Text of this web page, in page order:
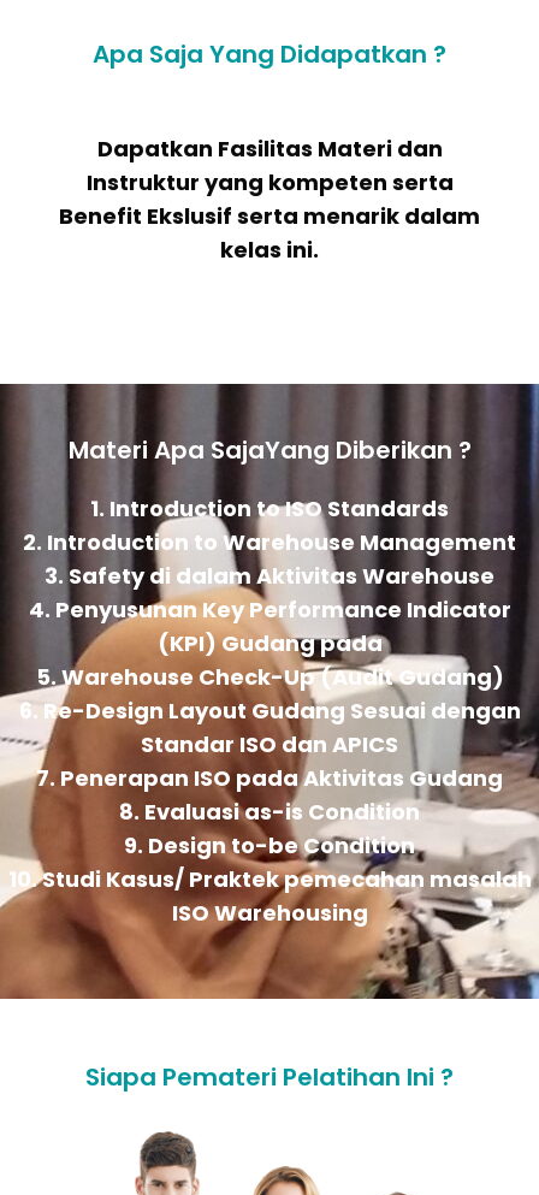
Apa Saja Yang Didapatkan ?
Dapatkan Fasilitas Materi dan
Instruktur yang kompeten serta
Benefit Ekslusif serta menarik dalam
kelas ini.
Materi Apa SajaYang Diberikan ?
1. Introduction to ISO Standards
2. Introduction to Warehouse Management
3. Safety di dalam Aktivitas Warehouse
4. Penyusunan Key Performance Indicator
(KPI) Gudang pada
5. Warehouse Check-Up (Audit Gudang)
6. Re-Design Layout Gudang Sesuai dengan
Standar ISO dan APICS
7. Penerapan ISO pada Aktivitas Gudang
8. Evaluasi as-is Condition
9. Design to-be Condition
10. Studi Kasus/ Praktek pemecahan masalah
ISO Warehousing
Siapa Pemateri Pelatihan Ini ?